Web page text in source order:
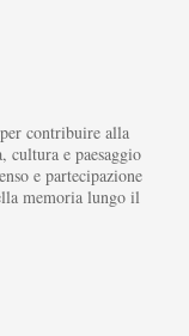
contribuire alla
cultura e paesaggio
e partecipazione
memoria lungo il